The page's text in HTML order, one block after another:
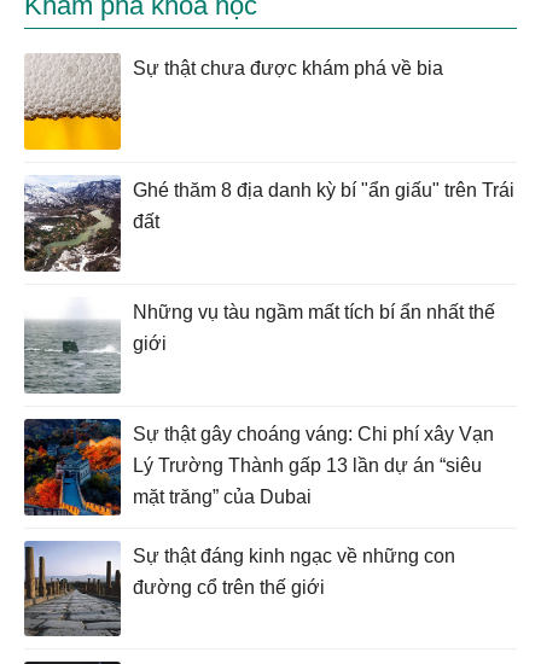
Sự thật chưa được khám phá về bia
Ghé thăm 8 địa danh kỳ bí "ẩn giấu" trên Trái
đất
Những vụ tàu ngầm mất tích bí ẩn nhất thế
giới
Sự thật gây choáng váng: Chi phí xây Vạn
Lý Trường Thành gấp 13 lần dự án “siêu
mặt trăng” của Dubai
Sự thật đáng kinh ngạc về những con
đường cổ trên thế giới